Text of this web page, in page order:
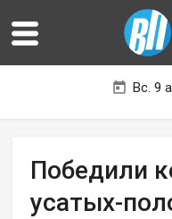
Вс. 9
Победили
усатых-